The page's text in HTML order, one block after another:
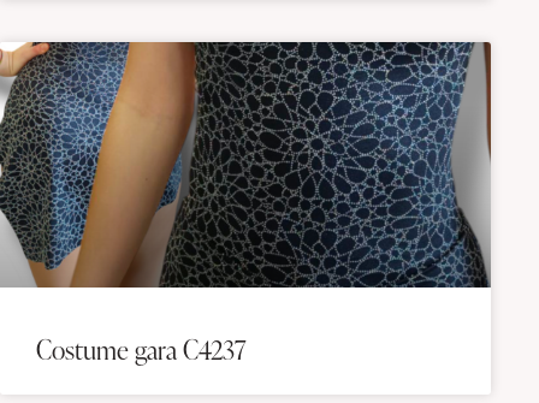
Costume gara C4237